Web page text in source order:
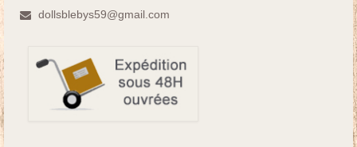
dollsblebys59@gmail.com